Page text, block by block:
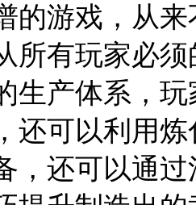
的游戏，从
所有玩家必
生产体系，
还可以利用
，还可以通